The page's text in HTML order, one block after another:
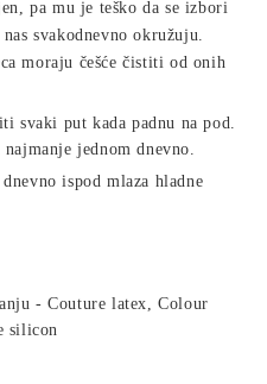
pa mu je teško da se izbori
svakodnevno okružuju.
moraju češće čistiti od onih
svaki put kada padnu na pod.
jednom dnevno.
ispod mlaza hladne
- Couture latex, Colour
silicon